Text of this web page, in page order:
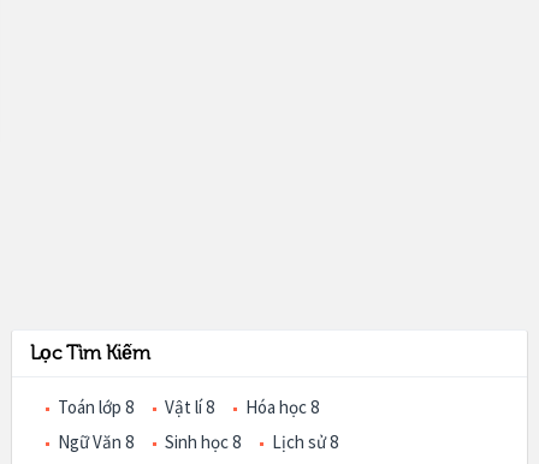
Lọc Tìm Kiếm
Toán lớp 8 Vật lí 8
Hóa học 8
Ngữ Văn 8
Sinh học 8
Lịch sử 8